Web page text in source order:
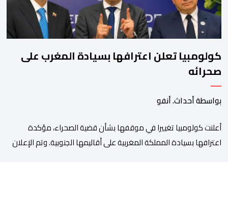
كولومبيا تعلن اعترافها بسيادة المغرب على
صحرائه
بواسطة أحداث. أنفو
أعلنت كولومبيا تغييرا في موقفها بشأن قضية الصحراء، مؤكدة
اعترافها بسيادة المملكة المغربية على أقاليمها الجنوبية. وتم الإعلان